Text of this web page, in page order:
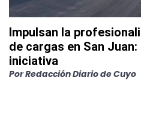
Impulsan la
de cargas en San
iniciativa
PorRedacción Diario de Cuyo